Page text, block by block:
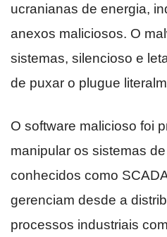
ucranianas de energia,
anexos maliciosos. O
sistemas, silencioso e
de puxar o plugue
O software malicioso foi
manipular os sistemas
conhecidos como
gerenciam desde a
processos industriais